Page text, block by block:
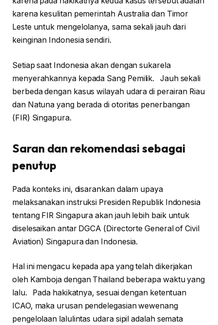
karena kesulitan pemerintah Australia dan Timor
Leste untuk mengelolanya, sama sekali jauh dari
keinginan Indonesia sendiri.
Setiap saat Indonesia akan dengan sukarela
menyerahkannya kepada Sang Pemilik. Jauh sekali
berbeda dengan kasus wilayah udara di perairan Riau
dan Natuna yang berada di otoritas penerbangan
(FIR) Singapura.
Saran dan rekomendasi sebagai
penutup
Pada konteks ini, disarankan dalam upaya
melaksanakan instruksi Presiden Republik Indonesia
tentang FIR Singapura akan jauh lebih baik untuk
diselesaikan antar DGCA (Directorte General of Civil
Aviation) Singapura dan Indonesia.
Hal ini mengacu kepada apa yang telah dikerjakan
oleh Kamboja dengan Thailand beberapa waktu yang
lalu. Pada hakikatnya, sesuai dengan ketentuan
ICAO, maka urusan pendelegasian wewenang
pengelolaan lalulintas udara sipil adalah semata